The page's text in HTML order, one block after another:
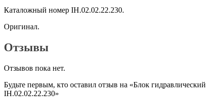
Каталожный номер IH.02.02.22.230.
Оригинал.
Отзывы
Отзывов пока нет.
Будьте первым, кто оставил отзыв на «Блок гидравлический
IH.02.02.22.230»